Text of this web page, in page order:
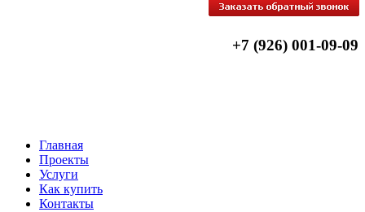
+7 (926) 001-09-09
Главная
Проекты
Услуги
Как купить
Контакты